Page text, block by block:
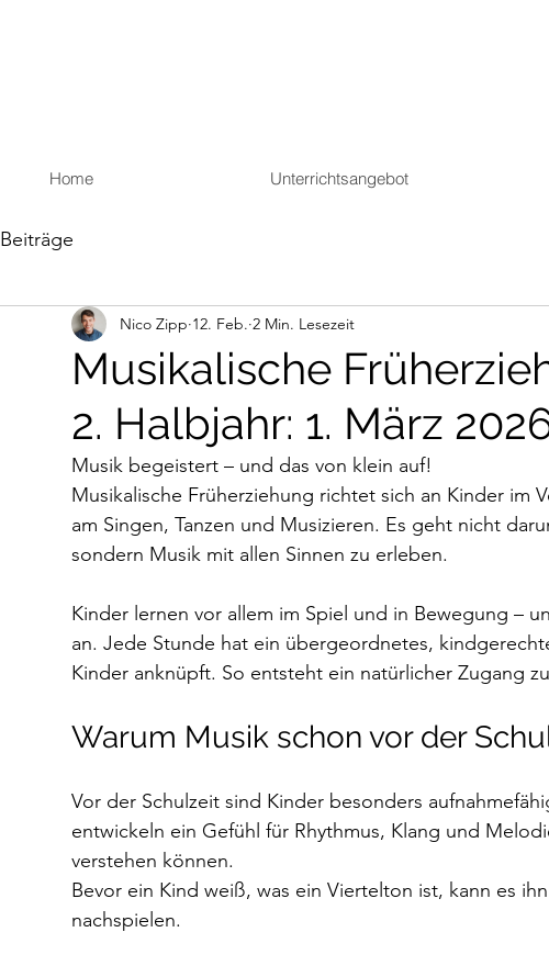
Home Unterrichtsangebot
Musikalische
2. Halbjahr: 1. März
Nico Zipp 12. Feb. 2 Min. Lesezeit
Musik begeistert – und das von klein auf!
Musikalische Früherziehung richtet sich an Kinder im
am Singen, Tanzen und Musizieren. Es geht nicht
sondern Musik mit allen Sinnen zu erleben.
Kinder lernen vor allem im Spiel und in Bewegung –
an. Jede Stunde hat ein übergeordnetes,
Kinder anknüpft. So entsteht ein natürlicher Zugang
Warum Musik schon vor der
Vor der Schulzeit sind Kinder besonders
entwickeln ein Gefühl für Rhythmus, Klang und
verstehen können.
Bevor ein Kind weiß, was ein Viertelton ist, kann es
nachspielen.